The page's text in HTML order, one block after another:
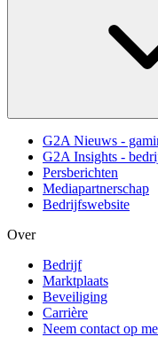
G2A Nieuws -
G2A Insights -
Persberichten
Mediapartnerschap
Bedrijfswebsite
Over
Bedrijf
Marktplaats
Beveiliging
Carrière
Neem contact op